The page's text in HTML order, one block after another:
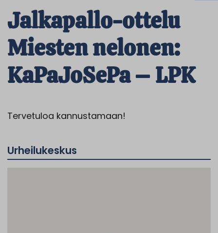
Jalkapallo-ottelu
Miesten nelonen:
KaPaJoSePa – LPK
Tervetuloa kannustamaan!
Urheilukeskus